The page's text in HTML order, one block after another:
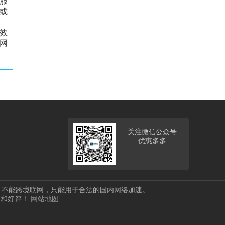
关注微信公众号
优惠多多
能跨境联网，只能用于合法的国内网络加速。
好评！ 网站地图